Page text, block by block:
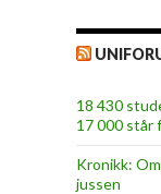
18 430
17 000 står
Kronikk:
jussen